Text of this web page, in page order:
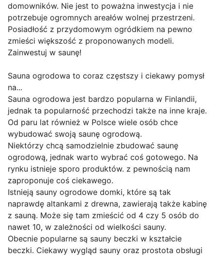
domowników. Nie jest to poważna inwestycja i nie
potrzebuje ogromnych areałów wolnej przestrzeni.
Posiadłość z przydomowym ogródkiem na pewno
zmieści większość z proponowanych modeli.
Zainwestuj w saunę!
Sauna ogrodowa to coraz częstszy i ciekawy pomysł
na...
Sauna ogrodowa jest bardzo popularna w Finlandii,
jednak ta popularność przechodzi także na inne kraje.
Od paru lat również w Polsce wiele osób chce
wybudować swoją saunę ogrodową.
Niektórzy chcą samodzielnie zbudować saunę
ogrodową, jednak warto wybrać coś gotowego. Na
rynku istnieje sporo produktów. z pewnością nam
zaproponuje coś ciekawego.
Istnieją sauny ogrodowe domki, które są tak
naprawdę altankami z drewna, zawierają także kabinę
z sauną. Może się tam zmieścić od 4 czy 5 osób do
nawet 10, w zależności od wielkości sauny.
Obecnie popularne są sauny beczki w kształcie
beczki. Ciekawy wygląd sauny oraz prostota obsługi